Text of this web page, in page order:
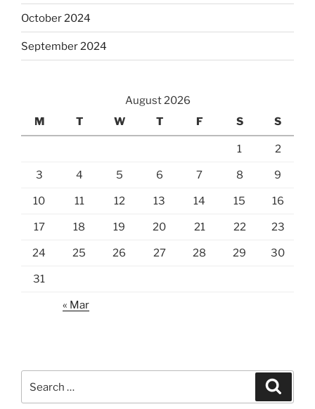
October 2024
September 2024
August 2026
M
T W T F S S
1 2
3 4 5 6 7 8 9
10 11 12 13 14 15 16
17 18 19 20 21 22 23
24 25 26 27 28 29 30
31
« Mar
for: